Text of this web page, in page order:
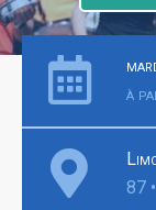
à
87